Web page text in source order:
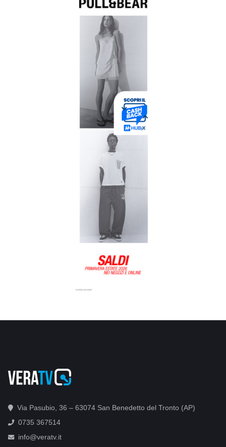
Via Pasubio, 36 – 63074 San Benedetto del Tronto (AP)
0735 367514
info@veratv.it